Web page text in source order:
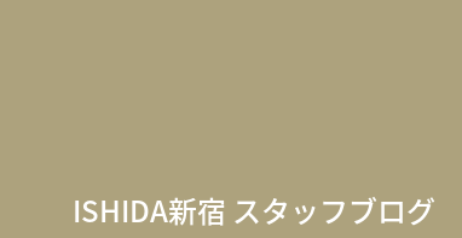
スマートウォッチ
ブライトリング ブティック
ISHIDA新宿 スタッフブログ